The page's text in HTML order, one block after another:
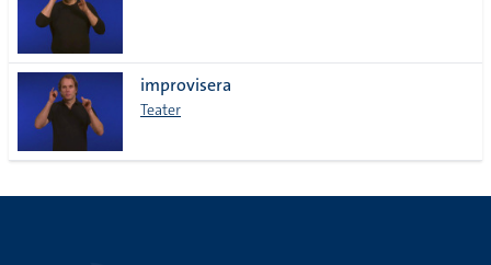
improvisera
Teater